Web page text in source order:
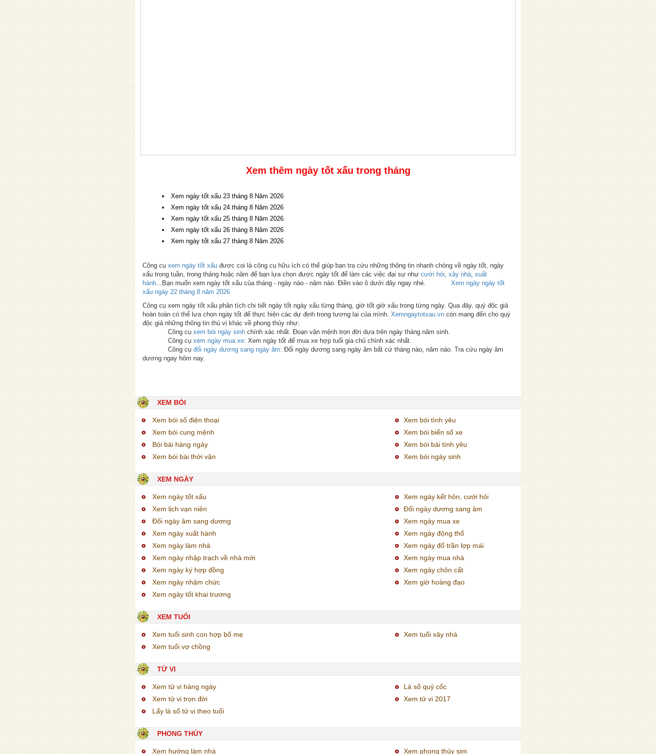
Xem thêm ngày tốt xấu trong tháng
Xem ngày tốt xấu 23 tháng 8 Năm 2026
Xem ngày tốt xấu 24 tháng 8 Năm 2026
Xem ngày tốt xấu 25 tháng 8 Năm 2026
Xem ngày tốt xấu 26 tháng 8 Năm 2026
Xem ngày tốt xấu 27 tháng 8 Năm 2026
Công cụ xem ngày tốt xấu được coi là công cụ hữu ích có thể giúp bạn tra cứu những thông tin nhanh chóng về ngày tốt, ngày
xấu trong tuần, trong tháng hoặc năm để bạn lựa chọn được ngày tốt để làm các việc đại sự như cưới hỏi xây nhà xuất
hành ...Bạn muốn xem ngày tốt xấu của tháng - ngày nào - năm nào. Điền vào ô dưới đây ngay nhé.
Xem ngày ngày tốt
xấu ngày 22 tháng 8 năm 2026
Công cụ xem ngày tốt xấu phân tích chi tiết ngày tốt ngày xấu từng tháng, giờ tốt giờ xấu trong từng ngày. Qua đây, quý độc giả
hoàn toàn có thể lựa chọn ngày tốt để thực hiện các dự định trong tương lai của mình. Xemngaytotxau.vn còn mang đến cho quý
độc giả những thông tin thú vị khác về phong thủy như:
Công cụ xem bói ngày sinh chính xác nhất. Đoạn vận mệnh trọn đời dựa trên ngày tháng năm sinh.
Công cụ xem ngày mua xe: Xem ngày tốt để mua xe hợp tuổi gia chủ chính xác nhất.
Công cụ đổi ngày dương sang ngày âm: Đổi ngày dương sang ngày âm bất cứ tháng nào, năm nào. Tra cứu ngày âm
dương ngay hôm nay.
XEM BÓI
Xem bói số điện thoại
Xem bói tình yêu
Xem bói cung mệnh
Xem bói biển số xe
Bói bài hàng ngày
Xem bói bài tình yêu
Xem bói bài thời vận
Xem bói ngày sinh
XEM NGÀY
Xem ngày tốt xấu
Xem ngày kết hôn, cưới hỏi
Xem lịch vạn niên
Đổi ngày dương sang âm
Đổi ngày âm sang dương
Xem ngày mua xe
Xem ngày xuất hành
Xem ngày động thổ
Xem ngày làm nhà
Xem ngày đổ trần lợp mái
Xem ngày nhập trạch về nhà mới
Xem ngày mua nhà
Xem ngày ký hợp đồng
Xem ngày chôn cất
Xem ngày nhậm chức
Xem giờ hoàng đạo
Xem ngày tốt khai trương
XEM TUỔI
Xem tuổi sinh con hợp bố mẹ
Xem tuổi xây nhà
Xem tuổi vợ chồng
TỬ VI
Xem tử vi hàng ngày
Lá số quỷ cốc
Xem tử vi trọn đời
Xem tử vi 2017
Lấy lá số tử vi theo tuổi
PHONG THỦY
Xem hướng làm nhà Xem phong thủy sim